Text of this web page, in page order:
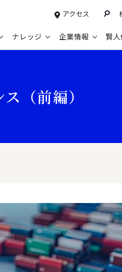
アクセス
ナレッジ 企業情報 賢
新規事業開発・ビジネスモデル
M&A支援
申込み受付中のセミナー
経営全般
人事
会社概要
レイヤーズ・コンサルティン
ニュース
（前編）